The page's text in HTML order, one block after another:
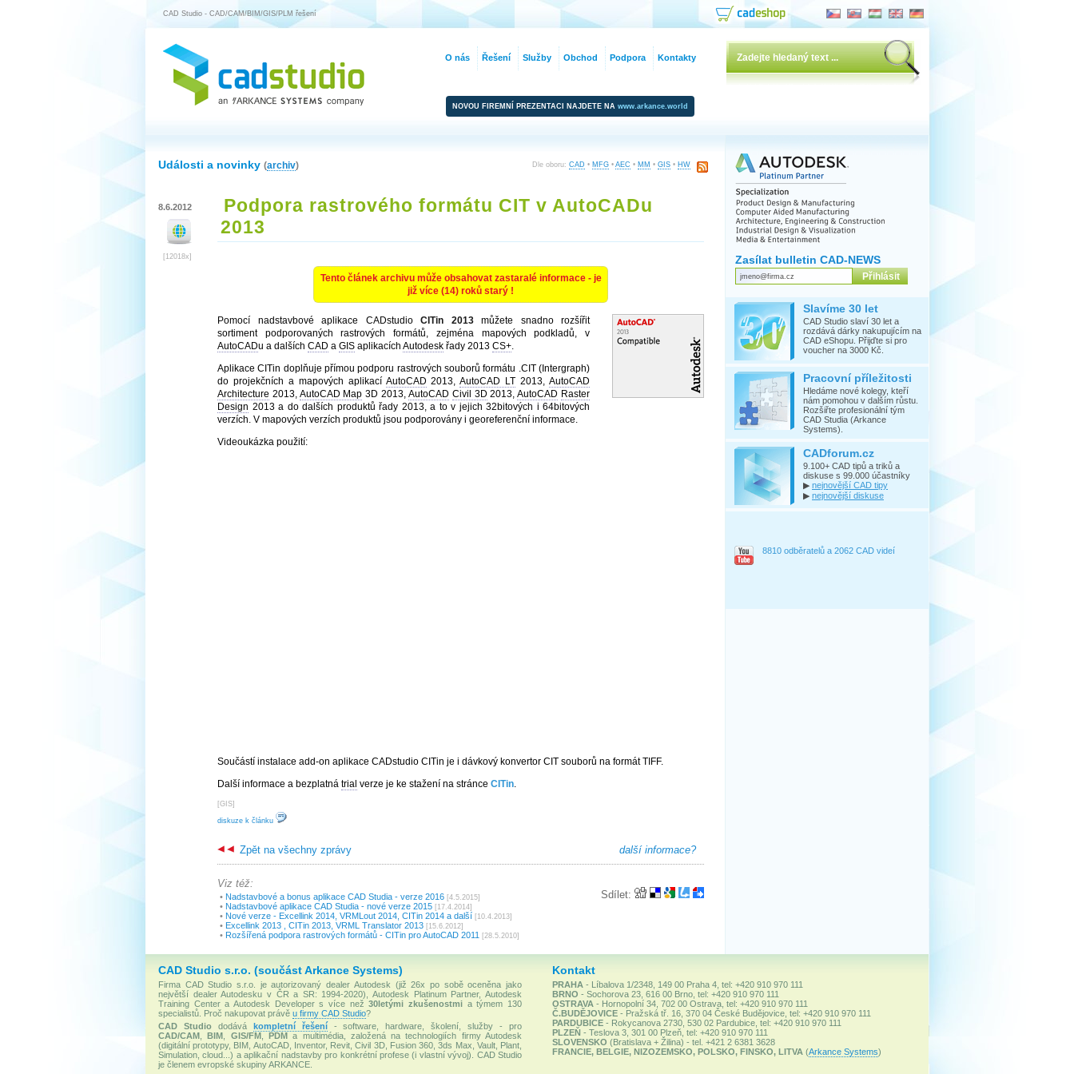
CAD Studio - CAD/CAM/BIM/GIS/PLM řešení
NOVOU FIREMNÍ PREZENTACI NAJDETE NA www.arkance.world
Dle oboru: CAD • MFG • AEC • MM • GIS • HW
Události a novinky (archiv)
8.6.2012
[12018x]
Podpora rastrového formátu CIT v AutoCADu
2013
Tento článek archivu může obsahovat zastaralé informace - je
již více (14) roků starý !
Pomocí nadstavbové aplikace CADstudio CITin 2013můžete snadno rozšířit
sortiment podporovaných rastrových formátů, zejména mapových podkladů, v
AutoCADu a dalších CAD a GIS aplikacích Autodesk řady 2013 CS+.
Aplikace CITin doplňuje přímou podporu rastrových souborů formátu .CIT (Intergraph)
do projekčních a mapových aplikací AutoCAD 2013,AutoCAD LT 2013,AutoCAD
Architecture 2013, AutoCAD Map 3D 2013, AutoCAD Civil 3D 2013,AutoCAD Raster
Design 2013 a do dalších produktů řady 2013, a to v jejich 32bitových i 64bitových
verzích. V mapových verzích produktů jsou podporovány i georeferenční informace.
Videoukázka použití:
Součástí instalace add-on aplikace CADstudio CITin je i dávkový konvertor CIT souborů na formát TIFF.
Další informace a bezplatná trial verze je ke stažení na stránce CITin.
[GIS]
diskuze k článku
další informace?
Zpět na všechny zprávy
Sdílet:
Viz též:
• Nadstavbové a bonus aplikace CAD Studia - verze 2016 [4.5.2015]
• Nadstavbové aplikace CAD Studia - nové verze 2015 [17.4.2014]
• Nové verze - Excellink 2014, VRMLout 2014, CITin 2014 a další [10.4.2013]
• Excellink 2013 , CITin 2013, VRML Translator 2013 [15.6.2012]
• Rozšířená podpora rastrových formátů - CITin pro AutoCAD 2011 [28.5.2010]
Zasílat bulletin CAD-NEWS
Slavíme 30 let
CAD Studio slaví 30 let a
rozdává dárky nakupujícím na
CAD eShopu. Přijďte si pro
voucher na 3000 Kč.
Pracovní příležitosti
Hledáme nové kolegy, kteří
nám pomohou v dalším růstu.
Rozšiřte profesionální tým
CAD Studia (Arkance
Systems).
CADforum.cz
9.100+ CAD tipů a triků a
diskuse s 99.000 účastníky
▶ nejnovější CAD tipy
▶ nejnovější diskuse
8810 odběratelů a 2062 CAD videí
CAD Studio s.r.o. (součást Arkance Systems)
Firma CAD Studio s.r.o. je autorizovaný dealer Autodesk (již 26x po sobě oceněna jako
největší dealer Autodesku v ČR a SR: 1994-2020), Autodesk Platinum Partner, Autodesk
Training Center a Autodesk Developer s více než30letými zkušenostmi a týmem 130
specialistů. Proč nakupovat právě u firmy CAD Studio?
CAD Studiododává kompletní řešení- software, hardware, školení, služby - pro
CAD/CAM ,BIM GIS/FM, PDMa multimédia, založená na technologiích firmy Autodesk
(digitální prototypy, BIM, AutoCAD, Inventor, Revit, Civil 3D, Fusion 360, 3ds Max, Vault, Plant,
Simulation, cloud...) a aplikační nadstavby pro konkrétní profese (i vlastní vývoj). CAD Studio
je členem evropské skupiny ARKANCE.
Kontakt
PRAHA - Líbalova 1/2348, 149 00 Praha 4, tel: +420 910 970 111
BRNO - Sochorova 23, 616 00 Brno, tel: +420 910 970 111
OSTRAVA - Hornopolní 34, 702 00 Ostrava, tel: +420 910 970 111
Č.BUDĚJOVICE- Pražská tř. 16, 370 04 České Budějovice, tel: +420 910 970 111
PARDUBICE- Rokycanova 2730, 530 02 Pardubice, tel: +420 910 970 111
PLZEŇ- Teslova 3, 301 00 Plzeň, tel: +420 910 970 111
SLOVENSKO (Bratislava + Žilina) - tel. +421 2 6381 3628
FRANCIE, BELGIE, NIZOZEMSKO, POLSKO, FINSKO, LITVA (Arkance Systems)
O nás Řešení Služby Obchod Podpora Kontakty